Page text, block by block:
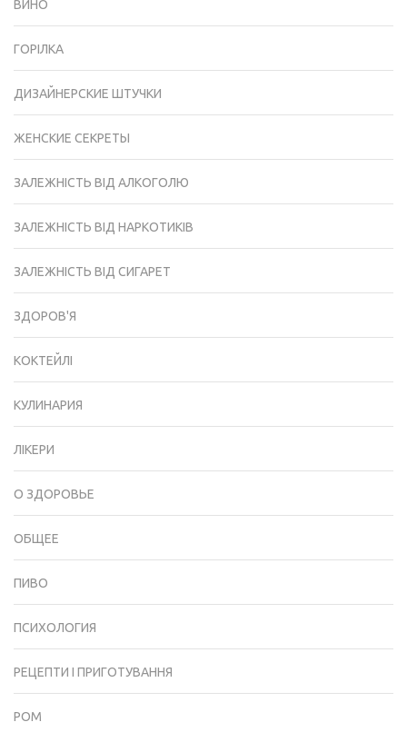
ВИНО
ГОРІЛКА
ДИЗАЙНЕРСКИЕ ШТУЧКИ
ЖЕНСКИЕ СЕКРЕТЫ
ЗАЛЕЖНІСТЬ ВІД АЛКОГОЛЮ
ЗАЛЕЖНІСТЬ ВІД НАРКОТИКІВ
ЗАЛЕЖНІСТЬ ВІД СИГАРЕТ
ЗДОРОВ'Я
КОКТЕЙЛІ
КУЛИНАРИЯ
ЛІКЕРИ
О ЗДОРОВЬЕ
ОБЩЕЕ
ПИВО
ПСИХОЛОГИЯ
РЕЦЕПТИ І ПРИГОТУВАННЯ
РОМ